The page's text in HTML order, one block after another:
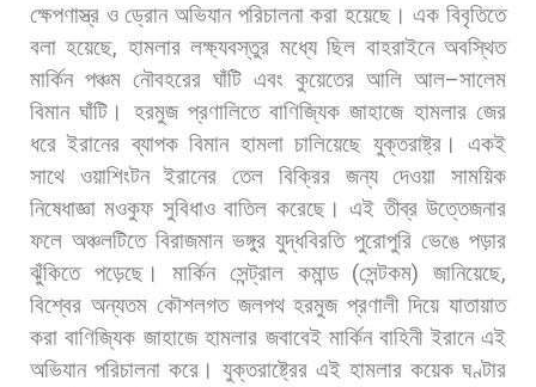
ক্ষেপণাস্ত্র ও ড্রোন অভিযান পরিচালনা করা হয়েছে। এক বিবৃতিতে
বলা হয়েছে, হামলার লক্ষ্যবস্তুর মধ্যে ছিল বাহরাইনে অবস্থিত
মার্কিন পঞ্চম নৌবহরের ঘাঁটি এবং কুয়েতের আলি আল–সালেম
বিমান ঘাঁটি। হরমুজ প্রণালিতে বাণিজ্যিক জাহাজে হামলার জের
ধরে ইরানের ব্যাপক বিমান হামলা চালিয়েছে যুক্তরাষ্ট্র।
একই
সাথে
ওয়াশিংটন ইরানের তেল বিক্রির জন্য দেওয়া
সাময়িক
নিষেধাজ্ঞা মওকুফ সুবিধাও বাতিল করেছে। এই তীব্র উত্তেজনার
ফলে অঞ্চলটিতে বিরাজমান ভঙ্গুর যুদ্ধবিরতি পুরোপুরি ভেঙে পড়ার
ঝুঁকিতে পড়েছে। মার্কিন সেন্ট্রাল কমান্ড(সেন্টকম)জানিয়েছে,
বিশ্বের অন্যতম কৌশলগত জলপথ হরমুজ প্রণালী দিয়ে যাতায়াত
করা বাণিজ্যিক জাহাজে হামলার জবাবেই মার্কিন বাহিনী ইরানে এই
অভিযান পরিচালনা করে। যুক্তরাষ্ট্রের এই হামলার কয়েক ঘণ্টার